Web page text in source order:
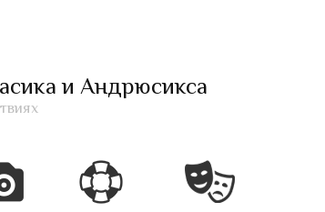
и Андрюсикса